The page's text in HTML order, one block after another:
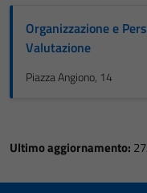
Organizzazione e
Valutazione
Piazza Angiono, 14
Ultimo aggiornamento: